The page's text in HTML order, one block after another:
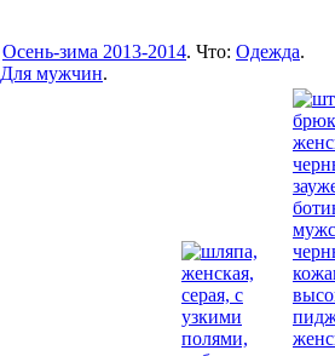
Осень-зима 2013-2014. Что: Одежда.
Для мужчин.